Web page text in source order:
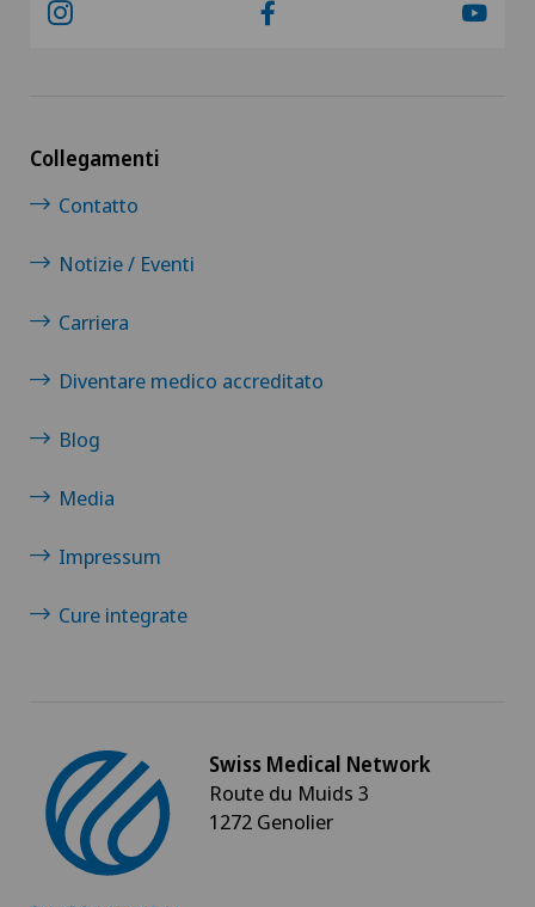
Collegamenti
Contatto
Notizie / Eventi
Carriera
Diventare medico accreditato
Blog
Media
Impressum
Cure integrate
Swiss Medical Network
Route du Muids 3
1272 Genolier